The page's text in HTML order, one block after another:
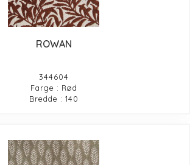
ROWAN
344604
Farge : Rød
Bredde : 140